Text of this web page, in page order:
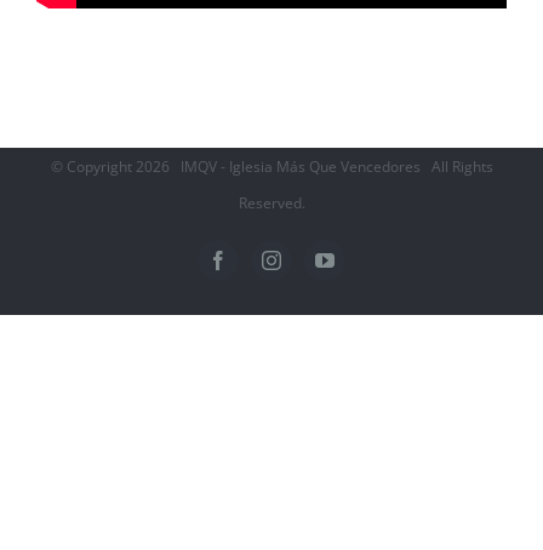
© Copyright 2026 IMQV - Iglesia Más Que Vencedores All Rights
Reserved.
FacebookInstagramYouTube